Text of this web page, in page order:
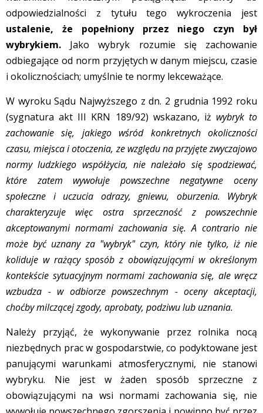
odpowiedzialności z tytułu tego wykroczenia jest
ustalenie, że popełniony przez niego czyn był
wybrykiem. Jako wybryk rozumie się zachowanie
odbiegające od norm przyjętych w danym miejscu, czasie
i okolicznościach; umyślnie te normy lekceważące.
W wyroku Sądu Najwyższego z dn. 2 grudnia 1992 roku
(sygnatura akt III KRN 189/92) wskazano, iż wybryk to
zachowanie się, jakiego wśród konkretnych okoliczności
czasu, miejsca i otoczenia, ze względu na przyjęte zwyczajowo
normy ludzkiego współżycia, nie należało się spodziewać,
które zatem wywołuje powszechne negatywne oceny
społeczne i uczucia odrazy, gniewu, oburzenia. Wybryk
charakteryzuje więc ostra sprzeczność z powszechnie
akceptowanymi normami zachowania się. A contrario nie
może być uznany za "wybryk" czyn, który nie tylko, iż nie
koliduje w rażący sposób z obowiązującymi w określonym
kontekście sytuacyjnym normami zachowania się, ale wręcz
wzbudza - w odbiorze powszechnym - oceny akceptacji,
choćby milczącej zgody, aprobaty, podziwu lub uznania.
Należy przyjąć, że wykonywanie przez rolnika nocą
niezbędnych prac w gospodarstwie, co podyktowane jest
panującymi warunkami atmosferycznymi, nie stanowi
wybryku. Nie jest w żaden sposób sprzeczne z
obowiązującymi na wsi normami zachowania się, nie